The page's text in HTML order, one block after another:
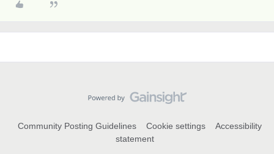
Community Posting Guidelines Cookie settings
Accessibility
statement